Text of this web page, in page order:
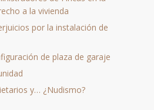
a la vivienda
por la instalación de
de plaza de garaje
y… ¿Nudismo?